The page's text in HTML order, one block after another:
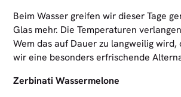
Beim Wasser greifen wir dieser Tage
Glas mehr. Die Temperaturen
Wem das auf Dauer zu langweilig wird,
wir eine besonders erfrischende
Zerbinati Wassermelone